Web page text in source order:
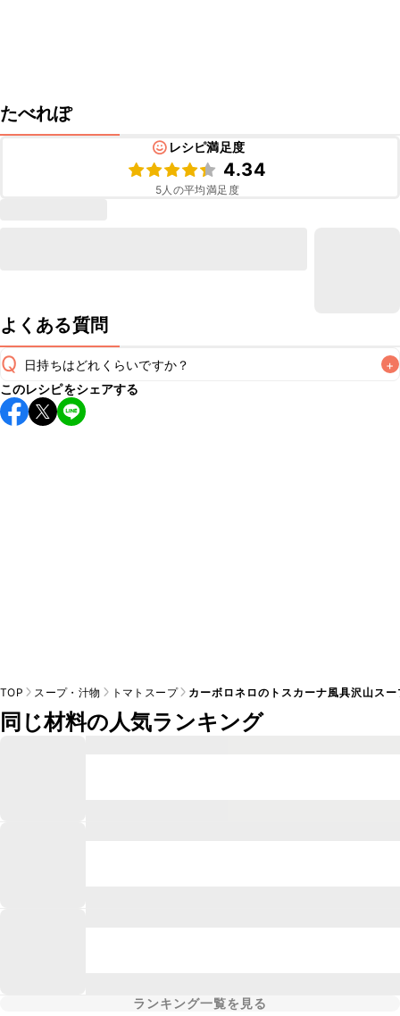
たべれぽ
レシピ満足度
4.34
5人の平均満足度
よくある質問
Q 日持ちはどれくらいですか？ +
保存期間は冷蔵で翌日中が目安です。なるべくお早めにお召
し上がりください。
このレシピをシェアする
TOP スープ・汁物 トマトスープ カーボロネロのトスカーナ風具沢山スー
同じ材料の人気ランキング
ランキング一覧を見る